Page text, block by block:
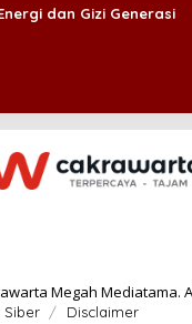
dan Gizi Generasi
Megah Mediatama.
Siber Disclaimer